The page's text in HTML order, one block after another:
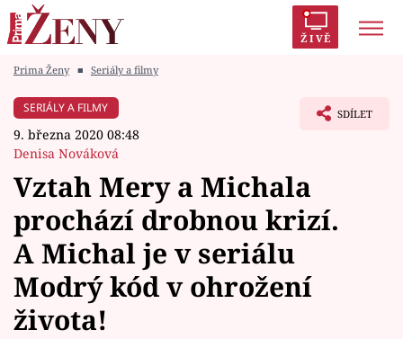
ŽIVĚ
Módní alarm
Témata
Celebrity
Vztahy
Prima Ženy ■ Seriály a filmy
SERIÁLY A FILMY
9. března 2020 08:48
Denisa Nováková
SDÍLET
Vztah Mery a Michala
prochází drobnou krizí.
A Michal je v seriálu
Modrý kód v ohrožení
života!